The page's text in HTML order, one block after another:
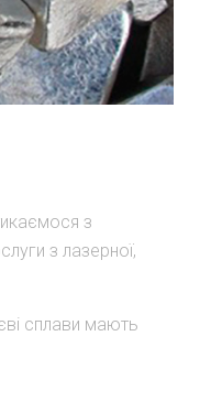
з
з лазерної,
сплави мають